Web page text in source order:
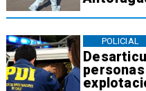
POLICIAL